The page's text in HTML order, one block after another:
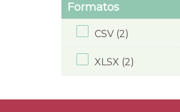
Formatos
CSV (2)
XLSX (2)